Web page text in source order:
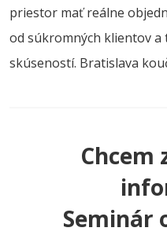
priestor mať reálne
od súkromných klientov a
skúseností. Bratislava
Chcem
Seminár